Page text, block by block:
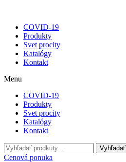
COVID-19
Produkty
Svet procity
Katalógy
Kontakt
Menu
COVID-19
Produkty
Svet procity
Katalógy
Kontakt
Hľadať:
Vyhľadať
Cenová ponuka